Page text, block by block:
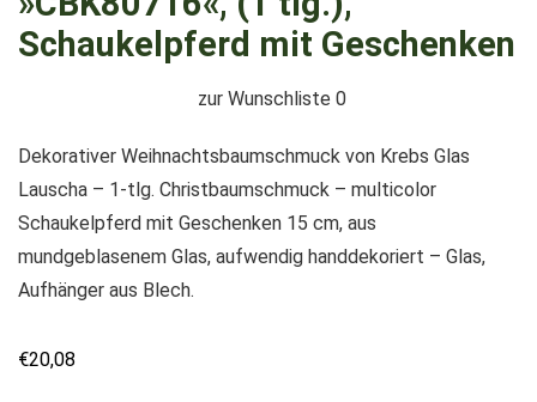
Schaukelpferd mit Geschenken
zur Wunschliste 0
Dekorativer Weihnachtsbaumschmuck von Krebs Glas
Lauscha – 1-tlg. Christbaumschmuck – multicolor
Schaukelpferd mit Geschenken 15 cm, aus
mundgeblasenem Glas, aufwendig handdekoriert – Glas,
Aufhänger aus Blech.
€20,08